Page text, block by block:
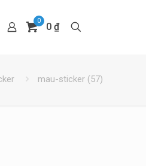
0
0 ₫
mau-sticker (57)